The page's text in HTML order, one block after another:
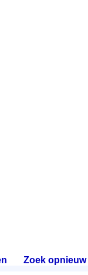
Zoek opnieuw.